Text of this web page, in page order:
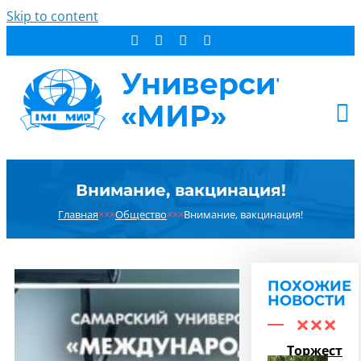
Skip to content
ДОПОБРАЗОВАНИЕ
НОВОСТИ
КОНТАКТЫ
РЕЗУЛЬТАТ ПОИСКА:
Внимание, вакцинация!
Главная×××Общество×××Внимание, вакцинация!
ПОХОЖИЕ
НОВОСТИ